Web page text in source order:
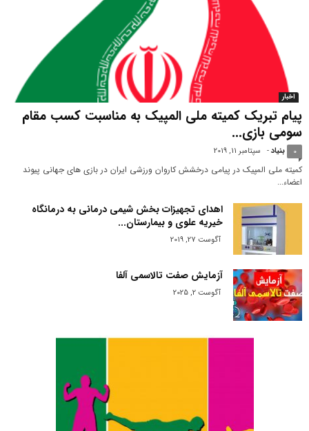
اخبار
پیام تبریک کمیته ملی المپیک به مناسبت کسب مقام
سومی بازی...
بنیاد- سپتامبر 11, 2019 0
کمیته ملی المپیک در پیامی درخشش کاروان ورزشی ایران در بازی های جهانی پیوند
اعضاء...
اهدای تجهیزات بخش شیمی درمانی به درمانگاه
خیریه علوی و بیمارستان...
آگوست 27, 2019
آزمایش صفت تالاسمی آلفا
آگوست 2, 2025